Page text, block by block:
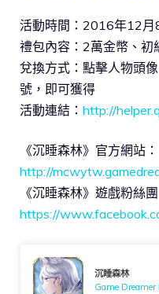
活動時間：2016年12月
禮包內容：2萬金幣、初
兌換方式：點擊人物
號，即可獲得
活動連結： http://
《沉睡森林》官方網站：
http://
《沉睡森林》遊戲粉絲團
https://
沉睡森林
Game Dreamer